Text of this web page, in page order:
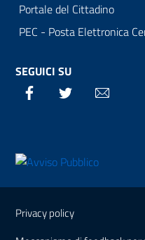
Portale del Cittadino
PEC - Posta Elettronica
SEGUICI SU
Facebook Twitter
Sezione Link
Privacy policy